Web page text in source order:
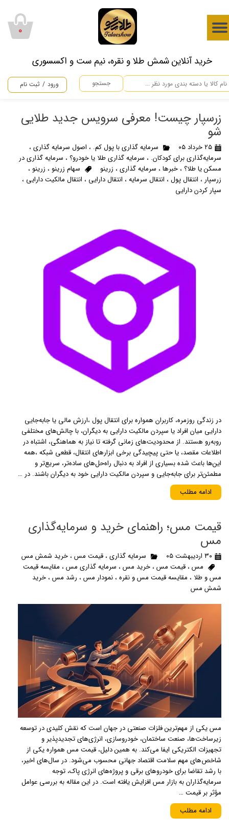
​خرید آنلاین شمش طلا و نقره، نیم ست و اکسسوری
جستجو ورود / ثبت نام
حساب کاربری من
سفارشات
۰
زرسپار چیست! معرفی سرویس جدید طلایی
شو
۲۵ خرداد ۰۵ سرمایه گذاری با پول کم. ، اصول سرمایه گذاری،
سرمایه‌گذاری برای کودکان. ، سرمایه گذاری طلا یا خودرو؟، سرمایه گذاری در
مسکن یا طلا؟، خبرها، سرمایه گذاری، زرینو سهام زرینو ، زرینو ،
زرسپار ، انتقال پول، انتقال سرمایه، انتقال دارایی ، انتقال مالکیت دارایی ،
سپار کردن دارایی
در زندگی روزمره، کاربران همواره برای انتقال پول ،ارزش مالی یا جابه‌جایی
دارایی میان افراد یا سپردن مالکیت دارایی به دیگران، با چالش‌های مختلفی
روبه‌رو هستند. از محدودیت‌های زمانی گرفته تا نیاز به هماهنگی، اشتباه در
اطلاعات مقصد، یا حتی پیچیدگی برخی ابزارهای انتقال، قطعی شبکه ،همه
این‌ها باعث شده بسیاری از افراد به دنبال راه‌حل‌های ساده‌تر، سریع‌تر و
مطمئن‌تر برای جابه‌جایی و سپردن مالکیت دارایی خود به دیگران باشند. در …
ادامه مطلب
قیمت مس؛ راهنمای خرید و سرمایه‌گذاری
مس
۳۰ اردیبهشت ۰۵ سرمایه گذاری، قیمت مس، خرید شمش مس
مس، قیمت مس، خرید مس، سرمایه گذاری مس، مقایسه قیمت
مس و طلا ، مقایسه قیمت مس و نقره، نمودار مس، رشد مس، خرید
شمش مس
مس یکی از مهم‌ترین فلزات صنعتی در جهان است که نقش کلیدی در توسعه
زیرساخت‌ها، صنعت ساختمان، خودروسازی، انرژی‌های تجدیدپذیر و
تجهیزات الکتریکی ایفا می‌کند. به همین دلیل، قیمت مس همواره یکی از
شاخص‌های مهم سلامت اقتصاد جهانی محسوب می‌شود. در سال‌های اخیر،
با رشد تقاضا برای خودروهای برقی و پروژه‌های انرژی پاک، توجه
سرمایه‌گذاران به بازار مس افزایش یافته است. در این مقاله به بررسی عوامل
مؤثر بر قیمت …
ادامه مطلب